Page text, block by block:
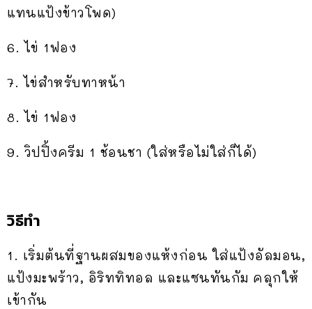
แทนแป้งข้าวโพด)
6. ไข่ 1ฟอง
7. ไข่สำหรับทาหน้า
8. ไข่ 1ฟอง
9. วิปปิ้งครีม 1 ช้อนชา (ใส่หรือไม่ใส่ก็ได้)
วิธีทำ
1. เริ่มต้นที่ฐานผสมของแห้งก่อน ใส่แป้งอัลมอน,
แป้งมะพร้าว, อิริททิทอล และแซนทันกัม คลุกให้
เข้ากัน